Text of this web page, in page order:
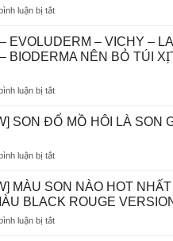
luận bị tắtở
GÓC
THẮC
MẮC]
TẨY
BÀO
HỌC
SẼ
BỊ
DA?
EVOLUDERM – VICHY –
BIODERMA NÊN BỎ TÚI
luận bị tắtở
–
VICHY
LA
ROCHE
–
SON ĐỔ MỒ HÔI LÀ SON
luận bị tắtở
SON
ĐỔ
MỒ
HÔI
MÀU SON NÀO HOT
BLACK ROUGE
luận bị tắtở